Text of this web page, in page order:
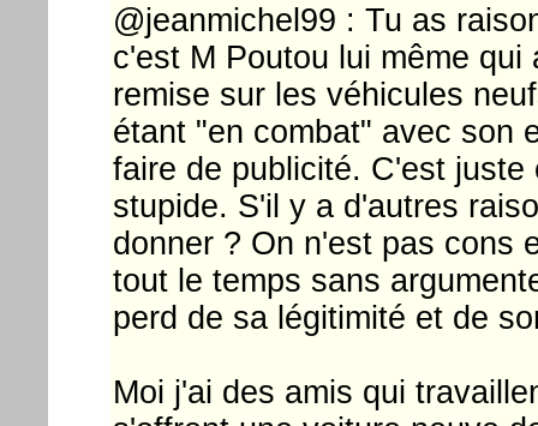
@jeanmichel99 : Tu as
c'est M Poutou lui même
remise sur les véhicules
étant "en combat" avec son
faire de publicité. C'est
stupide. S'il y a d'autres
donner ? On n'est pas cons
tout le temps sans
perd de sa légitimité et de
Moi j'ai des amis qui